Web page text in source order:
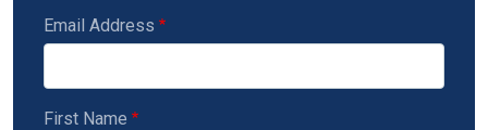
Email Address
First Name